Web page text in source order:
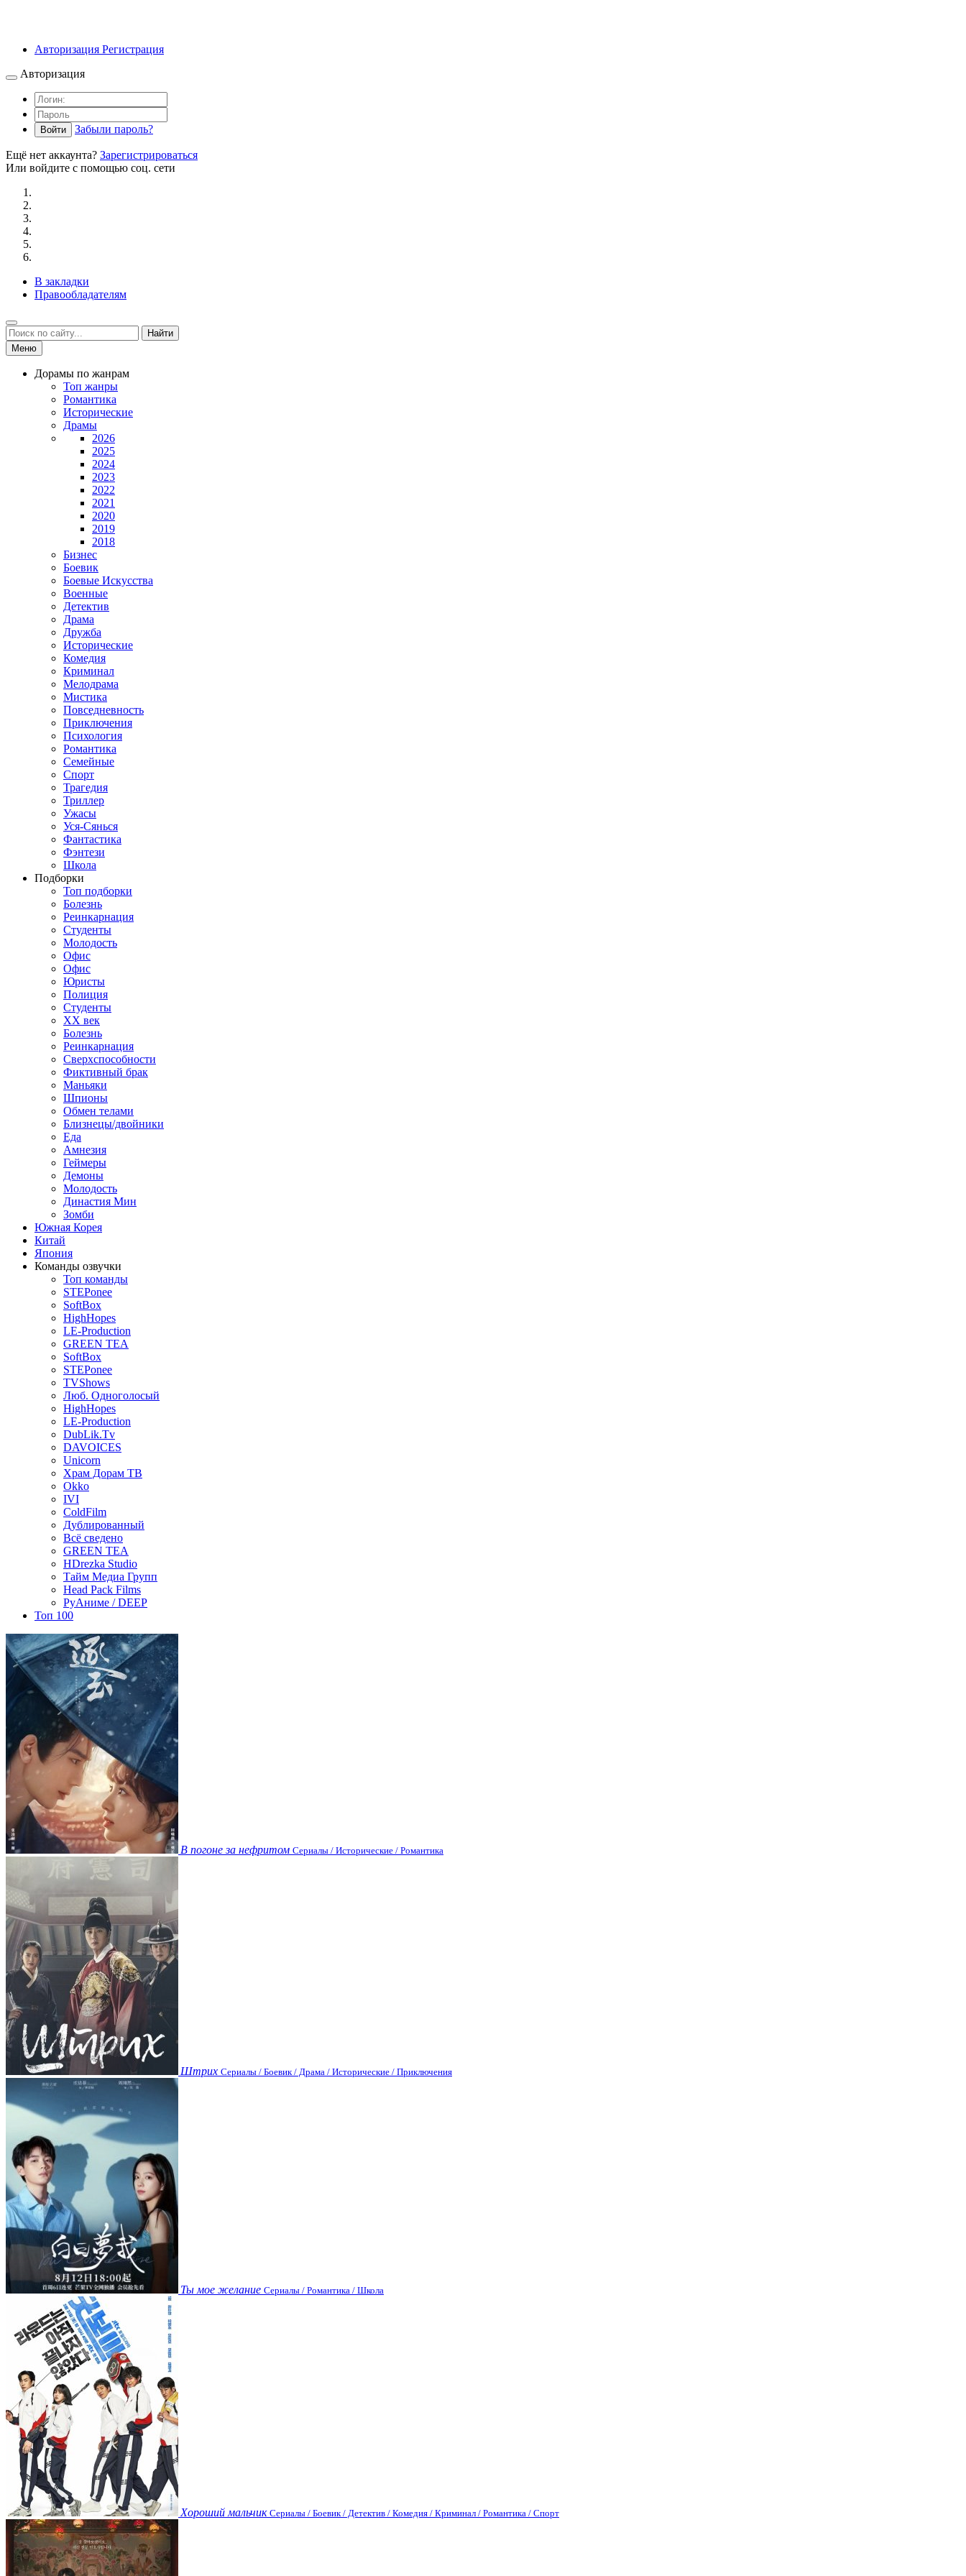
Авторизация Регистрация
Авторизация
Войти Забыли пароль?
Ещё нет аккаунта? Зарегистрироваться
Или войдите с помощью соц. сети
В закладки
Правообладателям
Найти
Меню
Дорамы по жанрам
Топ жанры
Романтика
Исторические
Драмы
2026
2025
2024
2023
2022
2021
2020
2019
2018
Бизнес
Боевик
Боевые Искусства
Военные
Детектив
Драма
Дружба
Исторические
Комедия
Криминал
Мелодрама
Мистика
Повседневность
Приключения
Психология
Романтика
Семейные
Спорт
Трагедия
Триллер
Ужасы
Уся-Сянься
Фантастика
Фэнтези
Школа
Подборки
Топ подборки
Болезнь
Реинкарнация
Студенты
Молодость
Офис
Офис
Юристы
Полиция
Студенты
ХХ век
Болезнь
Реинкарнация
Сверхспособности
Фиктивный брак
Маньяки
Шпионы
Обмен телами
Близнецы/двойники
Еда
Амнезия
Геймеры
Демоны
Молодость
Династия Мин
Зомби
Южная Корея
Китай
Япония
Команды озвучки
Топ команды
STEPonee
SoftBox
HighHopes
LE-Production
GREEN TEA
SoftBox
STEPonee
TVShows
Люб. Одноголосый
HighHopes
LE-Production
DubLik.Tv
DAVOICES
Unicorn
Храм Дорам ТВ
Okko
IVI
ColdFilm
Дублированный
Всё сведено
GREEN TEA
HDrezka Studio
Тайм Медиа Групп
Head Pack Films
РуАниме / DEEP
Топ 100
В погоне за нефритом Сериалы / Исторические / Романтика
Штрих Сериалы / Боевик / Драма / Исторические / Приключения
Ты мое желание Сериалы / Романтика / Школа
Хороший мальчик Сериалы / Боевик / Детектив / Комедия / Криминал / Романтика / Спорт